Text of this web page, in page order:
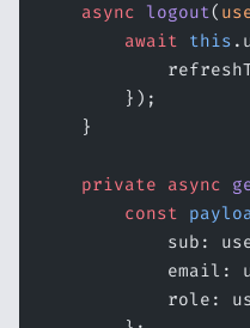
    async
logout(
        await
this
        });
    }
    private
async
        const
sub:
email:
role: